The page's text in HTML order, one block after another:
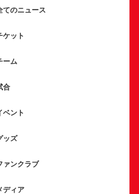
てのニュース
ケット
ーム
合
ベント
ッズ
ァンクラブ
ディア